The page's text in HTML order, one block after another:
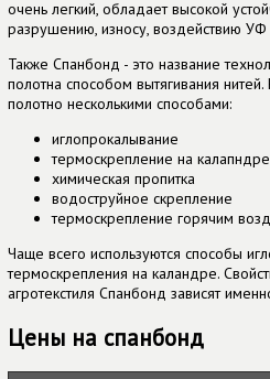
очень легкий, обладает высокой
разрушению, износу, воздействию УФ
Также Спанбонд - это название
полотна способом вытягивания нитей.
полотно несколькими способами:
иглопрокалывание
термоскрепление на калапндре
химическая пропитка
водоструйное скрепление
термоскрепление горячим
Чаще всего используются способы
термоскрепления на каландре.
агротекстиля Спанбонд зависят
Цены на спанбонд